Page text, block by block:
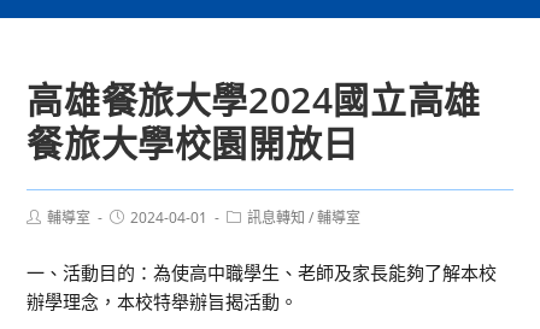
高雄餐旅大學2024國立高雄
餐旅大學校園開放日
Post輔導室
Post2024-04-01
Post訊息轉知 / 輔導室
一、活動目的：為使高中職學生、老師及家長能夠了解本校
辦學理念，本校特舉辦旨揭活動。